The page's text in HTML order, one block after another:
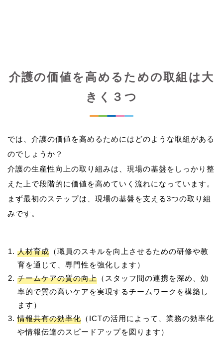
介護の価値を高めるための取組は大
きく３つ
では、介護の価値を高めるためにはどのような取組がある
のでしょうか？
介護の生産性向上の取り組みは、現場の基盤をしっかり整
えた上で段階的に価値を高めていく流れになっています。
まず最初のステップは、現場の基盤を支える3つの取り組
人材育成 （職員のスキルを向上させるための研修や教
育を通じて、専門性を強化します）
チームケアの質の向上 （スタッフ間の連携を深め、効
率的で質の高いケアを実現するチームワークを構築し
ます）
情報共有の効率化 （ICTの活用によって、業務の効率化
や情報伝達のスピードアップを図ります）